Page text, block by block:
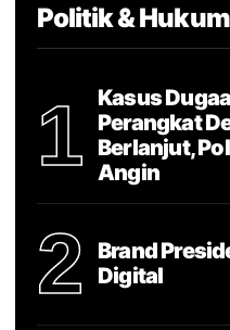
Politik & Hukum
1
Kasus
Perangkat
Berlanjut,
Angin
2
Brand
Digital